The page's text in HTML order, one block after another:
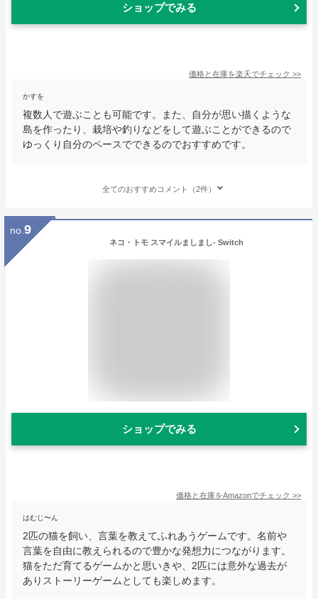
ショップでみる
価格と在庫を楽天でチェック >>
かすを
複数人で遊ぶことも可能です。また、自分が思い描くような
島を作ったり、栽培や釣りなどをして遊ぶことができるので
ゆっくり自分のペースでできるのでおすすめです。
全てのおすすめコメント（2件）
no. 9
ネコ・トモ スマイルましまし- Switch
ショップでみる
価格と在庫をAmazonでチェック >>
はむじ〜ん
2匹の猫を飼い、言葉を教えてふれあうゲームです。名前や
言葉を自由に教えられるので豊かな発想力につながります。
猫をただ育てるゲームかと思いきや、2匹には意外な過去が
ありストーリーゲームとしても楽しめます。